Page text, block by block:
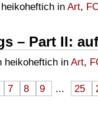
in Art,
– Part II:
heikoheftich in Art,
7 8 9 ... 25